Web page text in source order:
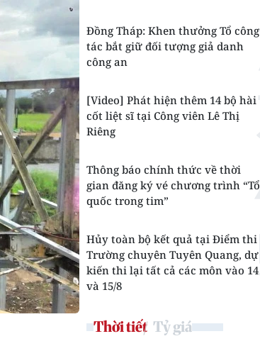
Đồng Tháp: Khen thưởng Tổ công
tác bắt giữ đối tượng giả danh
công an
[Video] Phát hiện thêm 14 bộ hài
cốt liệt sĩ tại Công viên Lê Thị
Riêng
Thông báo chính thức về thời
gian đăng ký vé chương trình “Tổ
quốc trong tim”
Hủy toàn bộ kết quả tại Điểm thi
Trường chuyên Tuyên Quang, dự
kiến thi lại tất cả các môn vào 14
và 15/8
Thời tiết Tỷ giá